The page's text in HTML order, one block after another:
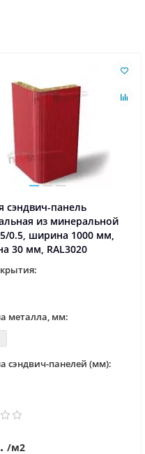
сэндвич-панель
из минеральной
0.5, ширина 1000 мм,
30 мм, RAL3020
металла, мм:
сэндвич-панелей (мм):
/м2